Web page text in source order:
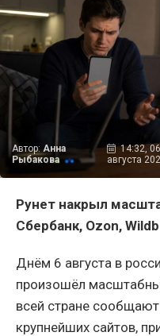
Автор: Анна
Рыбакова
14:32, 06
августа
Рунет накрыл
Сбербанк, Ozon,
Днём 6 августа в
произошёл
всей стране
крупнейших сайтов,